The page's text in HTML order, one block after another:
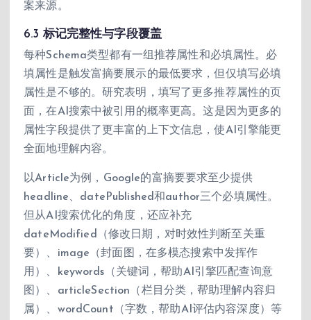
案来源。
6.3 标记完整性与字段覆盖
每种Schema类型都有一组推荐属性和必填属性。必
填属性是触发富摘要展示的最低要求，但仅填写必填
属性是不够的。研究表明，填写了更多推荐属性的页
面，在AI搜索中被引用的概率更高。这是因为更多的
属性字段提供了更丰富的上下文信息，使AI引擎能更
全面地理解内容。
以Article为例，Google的富摘要要求至少提供
headline、datePublished和author三个必填属性。
但从AI搜索优化的角度，还应补充
dateModified（修改日期，对时效性判断至关重
要）、image（封面图，在多模态搜索中发挥作
用）、keywords（关键词，帮助AI引擎匹配查询意
图）、articleSection（栏目分类，帮助理解内容归
属）、wordCount（字数，帮助AI评估内容深度）等